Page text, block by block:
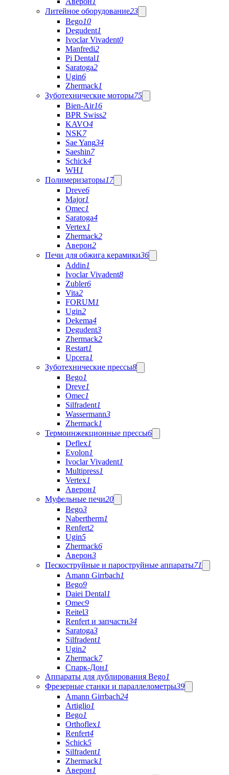
Литейное оборудование23
Bego10
Degudent1
Ivoclar Vivadent0
Manfredi2
Pi Dental1
Saratoga2
Ugin6
Zhermack1
Зуботехнические моторы75
Bien-Air16
BPR Swiss2
KAVO4
NSK7
Sae Yang34
Saeshin7
Schick4
WH1
Полимеризаторы17
Dreve6
Major1
Omec1
Saratoga4
Vertex1
Zhermack2
Аверон2
Печи для обжига керамики36
Addin1
Ivoclar Vivadent8
Zubler6
Vita2
FORUM1
Ugin2
Dekema4
Degudent3
Zhermack2
Restart1
Upcera1
Зуботехнические прессы8
Bego1
Dreve1
Omec1
Silfradent1
Wassermann3
Zhermack1
Термоинжекционные прессы6
Deflex1
Evolon1
Ivoclar Vivadent1
Multipress1
Vertex1
Аверон1
Муфельные печи20
Bego3
Nabertherm1
Renfert2
Ugin5
Zhermack6
Аверон3
Пескоструйные и пароструйные аппараты71
Amann Girrbach1
Bego9
Daiei Dental1
Omec9
Reitel3
Renfert и запчасти34
Saratoga3
Silfradent1
Ugin2
Zhermack7
Спарк-Дон1
Аппараты для дублирования Bego1
Фрезерные станки и параллелометры39
Amann Girrbach24
Artiglio1
Bego1
Orthoflex1
Renfert4
Schick5
Silfradent1
Zhermack1
Аверон1